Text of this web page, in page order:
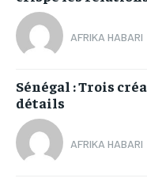
AFRIKA HABARI
Sénégal : Trois
détails
AFRIKA HABARI